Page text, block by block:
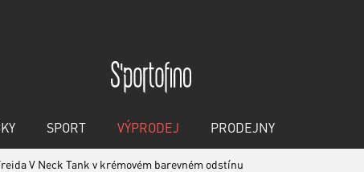
SPORT VÝPRODEJ PRODEJNY
V Neck Tank v krémovém barevném odstínu